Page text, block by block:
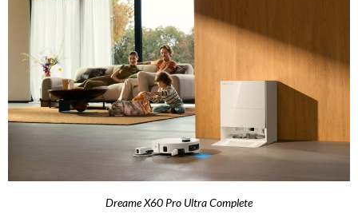
Dreame X60 Pro Ultra Complete